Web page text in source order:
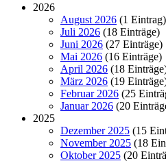
2026
August 2026 (1 Eintrag)
Juli 2026 (18 Einträge)
Juni 2026 (27 Einträge)
Mai 2026 (16 Einträge)
April 2026 (18
März 2026 (19
Februar 2026 (25
Januar 2026 (20
2025
Dezember 2025 (15
November 2025 (18
Oktober 2025 (20